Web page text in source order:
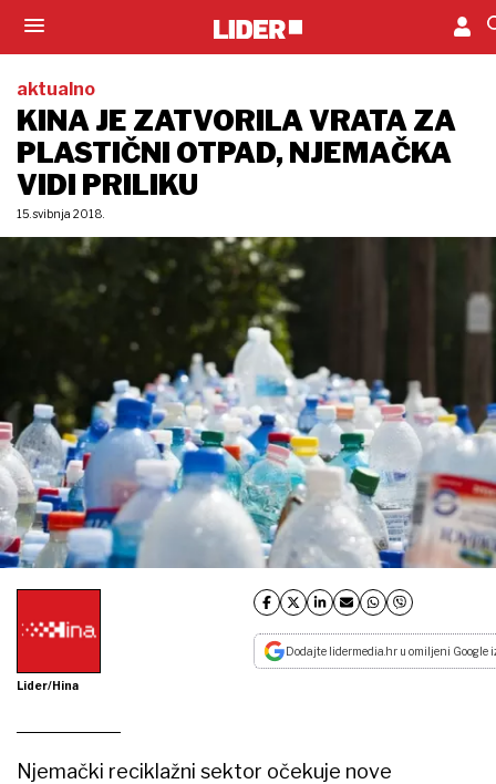
aktualno
KINA JE ZATVORILA VRATA ZA
PLASTIČNI OTPAD, NJEMAČKA
VIDI PRILIKU
15. svibnja 2018.
Lider/Hina
Dodajte lidermedia.hr u omiljeni Google
Njemački reciklažni sektor očekuje nove